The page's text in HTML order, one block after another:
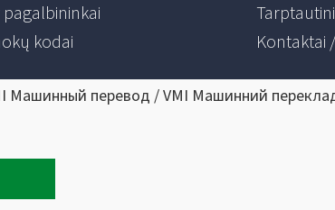
kodai
Kontaktai
Машинный перевод / VMI Машинний